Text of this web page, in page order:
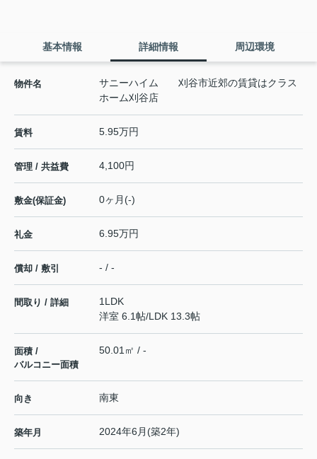
基本情報 詳細情報 周辺環境
物件名
サニーハイム 刈谷市近郊の賃貸はクラス
ホーム刈谷店
賃料 5.95万円
管理 / 共益費 4,100円
敷金(保証金) 0ヶ月(-)
礼金 6.95万円
償却 / 敷引 - / -
間取り / 詳細
1LDK
洋室 6.1帖/LDK 13.3帖
面積 /
バルコニー面積
50.01㎡ / -
向き 南東
築年月 2024年6月(築2年)